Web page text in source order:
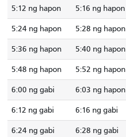
5:12 ng hapon 5:16 ng hapon
5:24 ng hapon 5:28 ng hapon
5:36 ng hapon 5:40 ng hapon
5:48 ng hapon 5:52 ng hapon
6:00 ng gabi 6:03 ng hapon
6:12 ng gabi 6:16 ng gabi
6:24 ng gabi 6:28 ng gabi